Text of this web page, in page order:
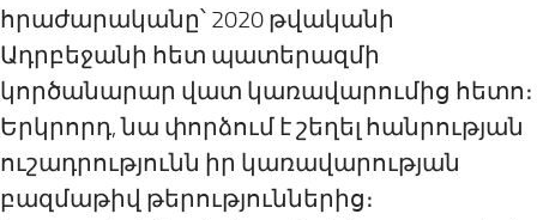
հրաժարականը՝ 2020 թվականի
Ադրբեջանի հետ պատերազմի
կործանարար վատ կառավարումից հետո։
Երկրորդ, նա փորձում է շեղել հանրության
ուշադրությունն իր կառավարության
բազմաթիվ թերություններից։